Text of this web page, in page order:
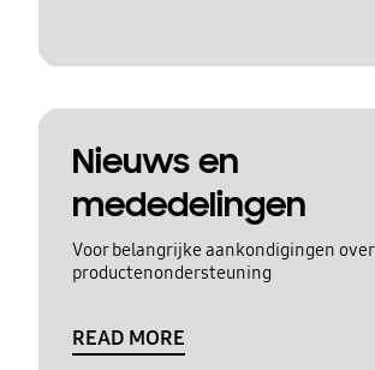
Nieuws en
mededelingen
Voor belangrijke aankondigingen over
productenondersteuning
READ MORE